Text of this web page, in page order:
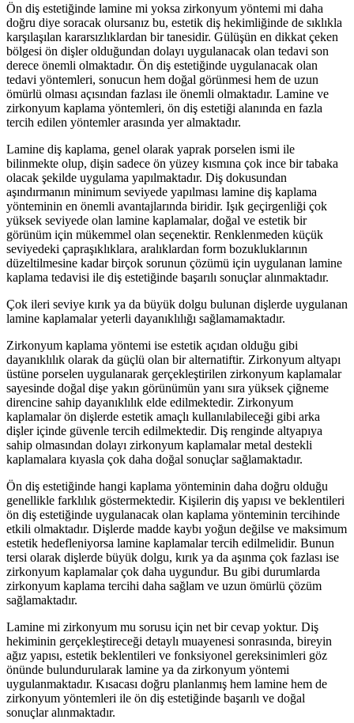
Ön diş estetiğinde lamine mi yoksa zirkonyum yöntemi mi daha
doğru diye soracak olursanız bu, estetik diş hekimliğinde de sıklıkla
karşılaşılan kararsızlıklardan bir tanesidir. Gülüşün en dikkat çeken
bölgesi ön dişler olduğundan dolayı uygulanacak olan tedavi son
derece önemli olmaktadır. Ön diş estetiğinde uygulanacak olan
tedavi yöntemleri, sonucun hem doğal görünmesi hem de uzun
ömürlü olması açısından fazlası ile önemli olmaktadır. Lamine ve
zirkonyum kaplama yöntemleri, ön diş estetiği alanında en fazla
tercih edilen yöntemler arasında yer almaktadır.
Lamine diş kaplama, genel olarak yaprak porselen ismi ile
bilinmekte olup, dişin sadece ön yüzey kısmına çok ince bir tabaka
olacak şekilde uygulama yapılmaktadır. Diş dokusundan
aşındırmanın minimum seviyede yapılması lamine diş kaplama
yönteminin en önemli avantajlarında biridir. Işık geçirgenliği çok
yüksek seviyede olan lamine kaplamalar, doğal ve estetik bir
görünüm için mükemmel olan seçenektir. Renklenmeden küçük
seviyedeki çapraşıklıklara, aralıklardan form bozukluklarının
düzeltilmesine kadar birçok sorunun çözümü için uygulanan lamine
kaplama tedavisi ile diş estetiğinde başarılı sonuçlar alınmaktadır.
Çok ileri seviye kırık ya da büyük dolgu bulunan dişlerde uygulanan
lamine kaplamalar yeterli dayanıklılığı sağlamamaktadır.
Zirkonyum kaplama yöntemi ise estetik açıdan olduğu gibi
dayanıklılık olarak da güçlü olan bir alternatiftir. Zirkonyum altyapı
üstüne porselen uygulanarak gerçekleştirilen zirkonyum kaplamalar
sayesinde doğal dişe yakın görünümün yanı sıra yüksek çiğneme
direncine sahip dayanıklılık elde edilmektedir. Zirkonyum
kaplamalar ön dişlerde estetik amaçlı kullanılabileceği gibi arka
dişler içinde güvenle tercih edilmektedir. Diş renginde altyapıya
sahip olmasından dolayı zirkonyum kaplamalar metal destekli
kaplamalara kıyasla çok daha doğal sonuçlar sağlamaktadır.
Ön diş estetiğinde hangi kaplama yönteminin daha doğru olduğu
genellikle farklılık göstermektedir. Kişilerin diş yapısı ve beklentileri
ön diş estetiğinde uygulanacak olan kaplama yönteminin tercihinde
etkili olmaktadır. Dişlerde madde kaybı yoğun değilse ve maksimum
estetik hedefleniyorsa lamine kaplamalar tercih edilmelidir. Bunun
tersi olarak dişlerde büyük dolgu, kırık ya da aşınma çok fazlası ise
zirkonyum kaplamalar çok daha uygundur. Bu gibi durumlarda
zirkonyum kaplama tercihi daha sağlam ve uzun ömürlü çözüm
sağlamaktadır.
Lamine mi zirkonyum mu sorusu için net bir cevap yoktur. Diş
hekiminin gerçekleştireceği detaylı muayenesi sonrasında, bireyin
ağız yapısı, estetik beklentileri ve fonksiyonel gereksinimleri göz
önünde bulundurularak lamine ya da zirkonyum yöntemi
uygulanmaktadır. Kısacası doğru planlanmış hem lamine hem de
zirkonyum yöntemleri ile ön diş estetiğinde başarılı ve doğal
sonuçlar alınmaktadır.